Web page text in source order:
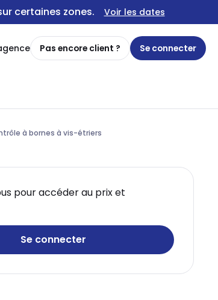
certaines zones. Voir les dates
Pas encore client ? Se connecter
à bornes à vis-étriers
pour accéder au prix et
Se connecter